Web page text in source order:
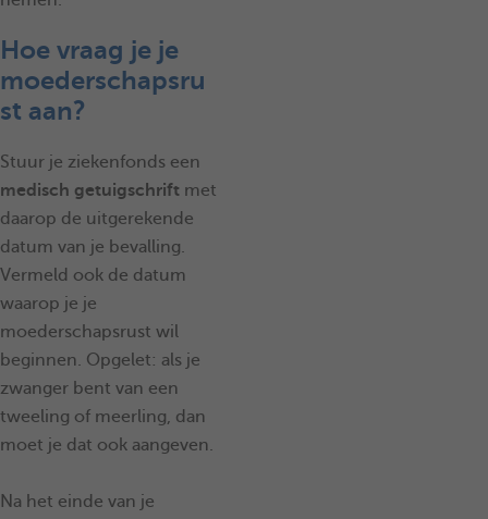
Hoe vraag je je
moederschapsru
st aan?
Stuur je ziekenfonds een
medisch getuigschrift met
daarop de uitgerekende
datum van je bevalling.
Vermeld ook de datum
waarop je je
moederschapsrust wil
beginnen. Opgelet: als je
zwanger bent van een
tweeling of meerling, dan
moet je dat ook aangeven.
Na het einde van je